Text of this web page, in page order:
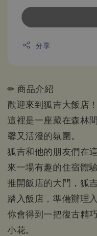
分享
✏ 商品介紹
歡迎來到狐吉大飯店！
這裡是一座藏在森林
馨又活潑的氛圍。
狐吉和他的朋友們在
來一場有趣的住宿體驗
推開飯店的大門，狐
踏入飯店，準備辦理
你會得到一把復古精
小花。